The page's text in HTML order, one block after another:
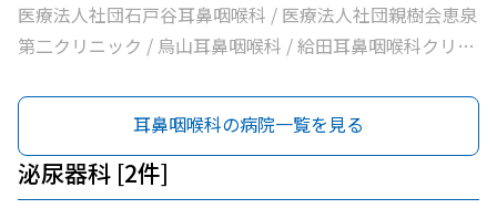
医療法人社団石戸谷耳鼻咽喉科 / 医療法人社団親樹会恵泉
第二クリニック / 烏山耳鼻咽喉科 / 給田耳鼻咽喉科クリニ
耳鼻咽喉科の病院一覧を見る
泌尿器科 [2件]